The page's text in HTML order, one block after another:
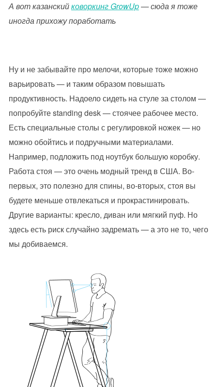
А вот казанскийковоркинг GrowUp— сюда я тоже
иногда прихожу поработать
Ну и не забывайте про мелочи, которые тоже можно
варьировать — и таким образом повышать
продуктивность. Надоело сидеть на стуле за столом —
попробуйте standing desk — стоячее рабочее место.
Есть специальные столы с регулировкой ножек — но
можно обойтись и подручными материалами.
Например, подложить под ноутбук большую коробку.
Работа стоя — это очень модный тренд в США. Во-
первых, это полезно для спины, во-вторых, стоя вы
будете меньше отвлекаться и прокрастинировать.
Другие варианты: кресло, диван или мягкий пуф. Но
здесь есть риск случайно задремать — а это не то, чего
мы добиваемся.